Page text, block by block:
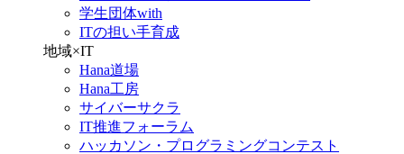
学生団体with
ITの担い手育成
地域×IT
Hana道場
Hana工房
サイバーサクラ
IT推進フォーラム
ハッカソン・プログラミングコンテスト